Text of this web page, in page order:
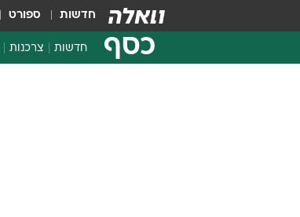
חדשות ספורט
כסף חדשות צרכנות